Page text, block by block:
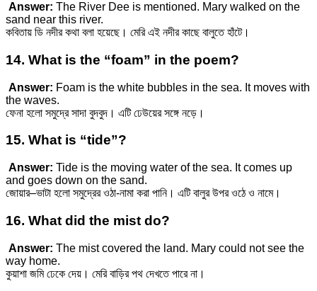
Answer: The River Dee is mentioned. Mary walked on the
sand near this river.
কবিতায় ডি নদীর কথা বলা হয়েছে। মেরি এই নদীর কাছে বালুতে হাঁটে।
14. What is the “foam” in the poem?
Answer: Foam is the white bubbles in the sea. It moves with
the waves.
ফেনা হলো সমুদ্রে সাদা বুদবুদ। এটি ঢেউয়ের সঙ্গে নড়ে।
15. What is “tide”?
Answer: Tide is the moving water of the sea. It comes up
and goes down on the sand.
জোয়ার–ভাটা হলো সমুদ্রের ওঠা-নামা করা পানি। এটি বালুর উপর ওঠে ও নামে।
16. What did the mist do?
Answer: The mist covered the land. Mary could not see the
way home.
কুয়াশা জমি ঢেকে দেয়। মেরি বাড়ির পথ দেখতে পারে না।